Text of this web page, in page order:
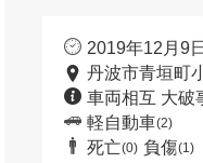
2019年12月9
丹波市青垣町
車両相互 大破
軽自動車(2)
死亡(0) 負傷(1)